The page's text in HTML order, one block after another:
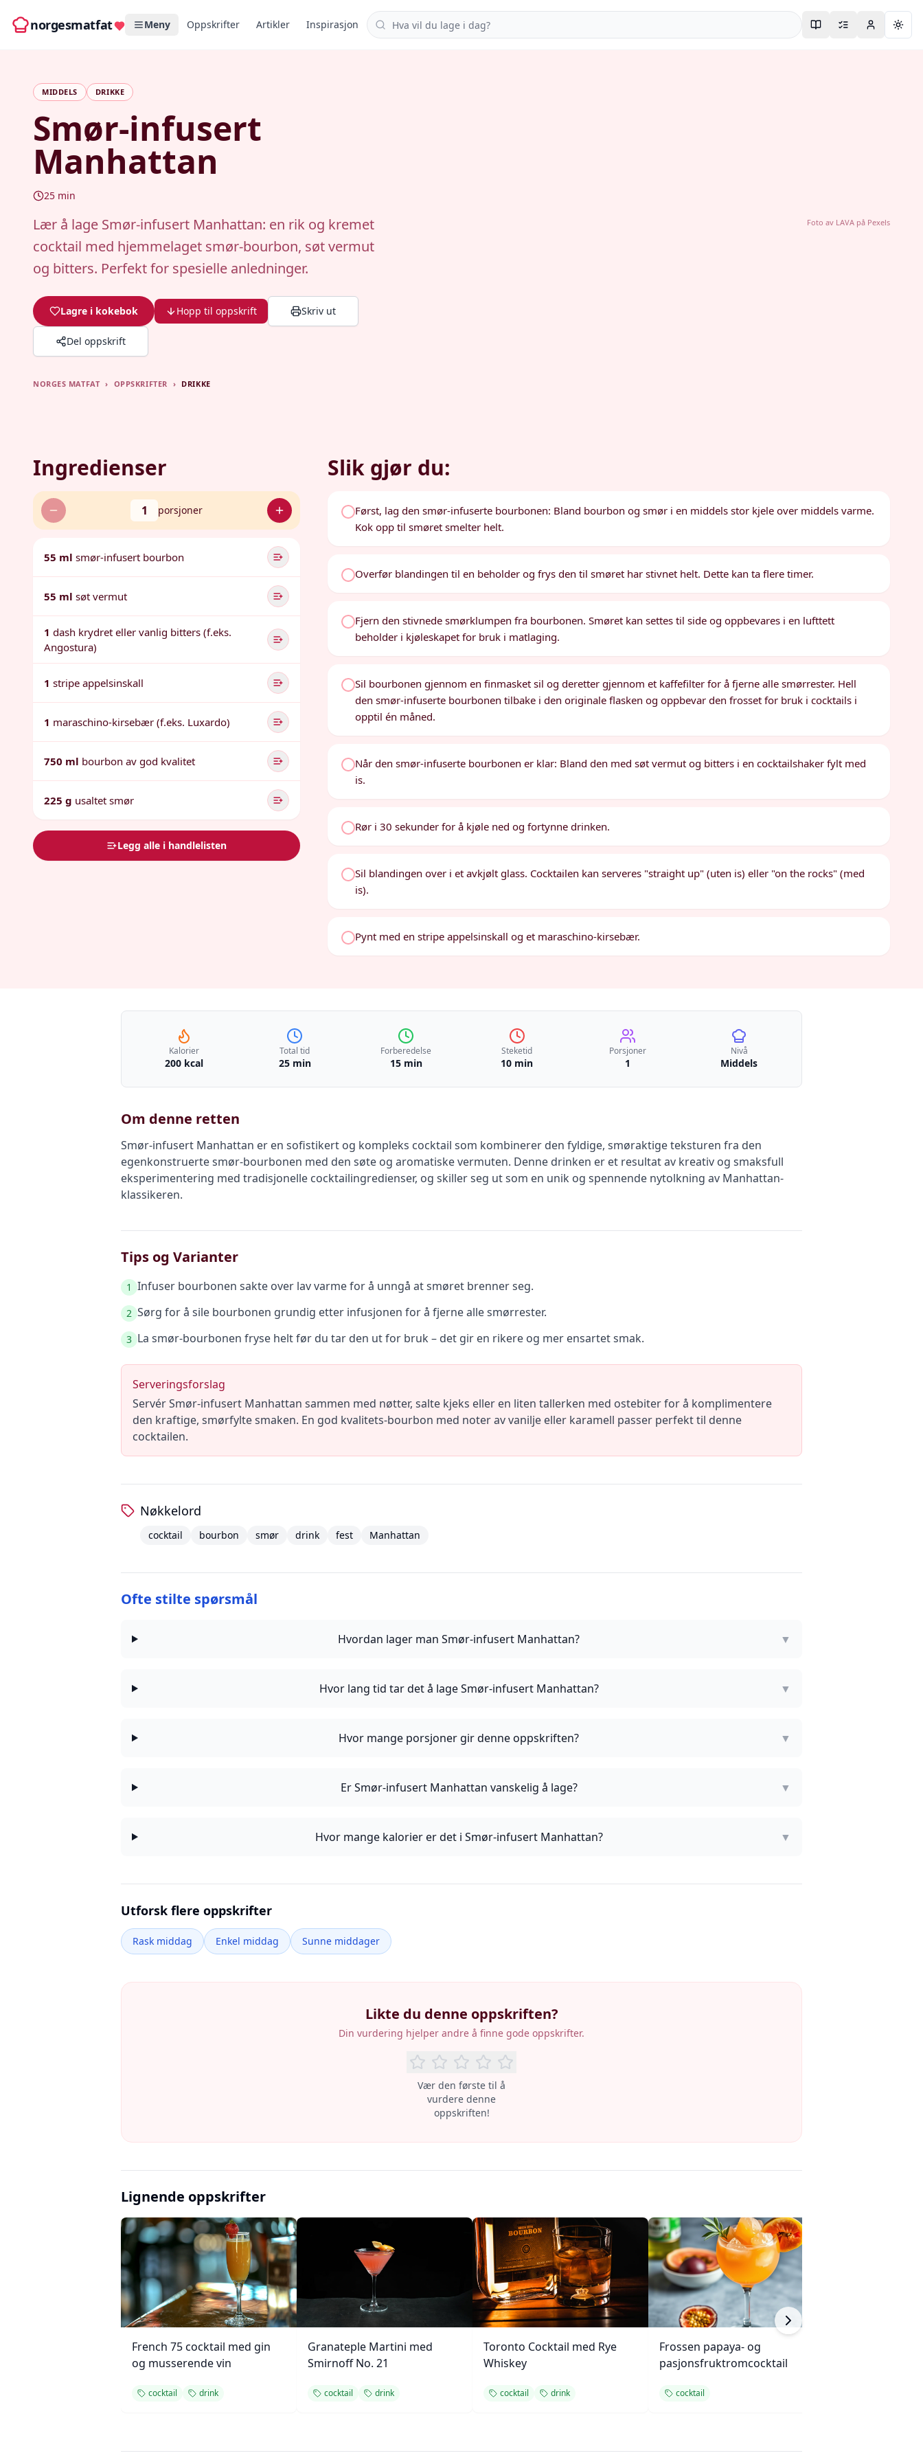
norgesmatfat Meny Oppskrifter Artikler Inspirasjon Søk i oppskrifter
MIDDELS DRIKKE
Smør-infusert
Manhattan
25 min
Lær å lage Smør-infusert Manhattan: en rik og kremet
cocktail med hjemmelaget smør-bourbon, søt vermut
og bitters. Perfekt for spesielle anledninger.
Lagre i kokebok Hopp til oppskrift Skriv ut
Del oppskrift
Foto av LAVApå Pexels
NORGES MATFAT › OPPSKRIFTER › DRIKKE
Ingredienser
1 porsjoner
55 ml smør-infusert bourbon
55 ml søt vermut
1 dash krydret eller vanlig bitters (f.eks.
Angostura)
1 stripe appelsinskall
1 maraschino-kirsebær (f.eks. Luxardo)
750 ml bourbon av god kvalitet
225 g usaltet smør
Legg alle i handlelisten
Slik gjør du:
Først, lag den smør-infuserte bourbonen: Bland bourbon og smør i en middels stor kjele over middels varme.
Kok opp til smøret smelter helt.
Overfør blandingen til en beholder og frys den til smøret har stivnet helt. Dette kan ta flere timer.
Fjern den stivnede smørklumpen fra bourbonen. Smøret kan settes til side og oppbevares i en lufttett
beholder i kjøleskapet for bruk i matlaging.
Sil bourbonen gjennom en finmasket sil og deretter gjennom et kaffefilter for å fjerne alle smørrester. Hell
den smør-infuserte bourbonen tilbake i den originale flasken og oppbevar den frosset for bruk i cocktails i
opptil én måned.
Når den smør-infuserte bourbonen er klar: Bland den med søt vermut og bitters i en cocktailshaker fylt med
is.
Rør i 30 sekunder for å kjøle ned og fortynne drinken.
Sil blandingen over i et avkjølt glass. Cocktailen kan serveres "straight up" (uten is) eller "on the rocks" (med
is).
Pynt med en stripe appelsinskall og et maraschino-kirsebær.
Kalorier
200 kcal
Total tid
25 min
Forberedelse
15 min
Steketid
10 min
Porsjoner
1
Nivå
Middels
Om denne retten
Smør-infusert Manhattan er en sofistikert og kompleks cocktail som kombinerer den fyldige, smøraktige teksturen fra den
egenkonstruerte smør-bourbonen med den søte og aromatiske vermuten. Denne drinken er et resultat av kreativ og smaksfull
eksperimentering med tradisjonelle cocktailingredienser, og skiller seg ut som en unik og spennende nytolkning av Manhattan-
klassikeren.
Tips og Varianter
1 Infuser bourbonen sakte over lav varme for å unngå at smøret brenner seg.
2 Sørg for å sile bourbonen grundig etter infusjonen for å fjerne alle smørrester.
3 La smør-bourbonen fryse helt før du tar den ut for bruk – det gir en rikere og mer ensartet smak.
Serveringsforslag
Servér Smør-infusert Manhattan sammen med nøtter, salte kjeks eller en liten tallerken med ostebiter for å komplimentere
den kraftige, smørfylte smaken. En god kvalitets-bourbon med noter av vanilje eller karamell passer perfekt til denne
cocktailen.
Nøkkelord
cocktail bourbon smør drink fest Manhattan
Ofte stilte spørsmål
Hvordan lager man Smør-infusert Manhattan? ▼
Hvor lang tid tar det å lage Smør-infusert Manhattan? ▼
Hvor mange porsjoner gir denne oppskriften? ▼
Er Smør-infusert Manhattan vanskelig å lage? ▼
Hvor mange kalorier er det i Smør-infusert Manhattan? ▼
Utforsk flere oppskrifter
Rask middag Enkel middag Sunne middager
Likte du denne oppskriften?
Din vurdering hjelper andre å finne gode oppskrifter.
Vær den første til å
vurdere denne
oppskriften!
Lignende oppskrifter
French 75 cocktail med gin
og musserende vin
cocktail drink
Granateple Martini med
Smirnoff No. 21
cocktail drink
Toronto Cocktail med Rye
Whiskey
cocktail drink
Frossen papaya- og
pasjonsfruktromcocktail
cocktail